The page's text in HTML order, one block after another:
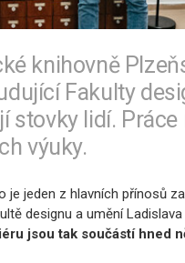
knihovně
Fakulty
stovky lidí. Práce
výuky.
jeden z hlavních přínosů
designu a umění
jsou tak součástí hned